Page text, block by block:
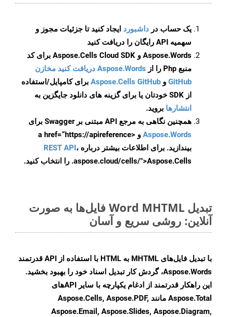
یک حساب در داشبورد ایجاد کنید تا جزئیات مجوز و
سهمیه API رایگان را دریافت کنید
Aspose.Words و Aspose.Cells Cloud SDK برای کد
منبع Php را از
Aspose.Words دریافت کنید مخازن
GitHub و Aspose.Cells GitHub برای کامپایل/استفاده
از SDK خودتان یا برای گزینه های دانلود جایگزین به
انتشارها بروید.
همچنین نگاهی به مرجع API مبتنی بر Swagger برای
Aspose.Words
و <a href=“https://apireference
بیندازید. برای اطلاعات بیشتر درباره REST API،
.aspose.cloud/cells/">Aspose.Cells را انتخاب کنید.
تبدیل Word MHTML فایل‌ها به صورت
آنلاین: روشی سریع و آسان
با تبدیل فایل‌های MHTML به HTML با استفاده از API قدرتمند
Aspose.Words، گردش کار تبدیل اسناد خود را بهبود بخشید.
این راهکار قدرتمند از ادغام یکپارچه با سایر APIهای
Aspose.Total مانند Aspose.Cells, Aspose.PDF,
Aspose.Email, Aspose.Slides, Aspose.Diagram,